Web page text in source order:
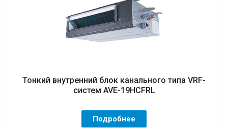
Тонкий внутренний блок канального типа VRF-
систем AVE-19HCFRL
Подробнее